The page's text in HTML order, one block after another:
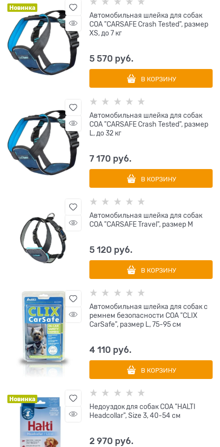
Новинка
Автомобильная шлейка для собак
COA "CARSAFE Crash Tested", размер
ХS, до 7 кг
5 570 руб.
В КОРЗИНУ
Автомобильная шлейка для собак
COA "CARSAFE Crash Tested", размер
L, до 32 кг
7 170 руб.
В КОРЗИНУ
Автомобильная шлейка для собак
COA "CARSAFE Travel", размер M
5 120 руб.
В КОРЗИНУ
Автомобильная шлейка для собак с
ремнем безопасности COA "CLIX
CarSafe", размер L, 75-95 см
4 110 руб.
В КОРЗИНУ
Новинка
Недоуздок для собак COA "HALTI
Headcollar", Size 3, 40-54 см
2 970 руб.